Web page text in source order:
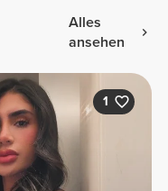
Alles
ansehen
1